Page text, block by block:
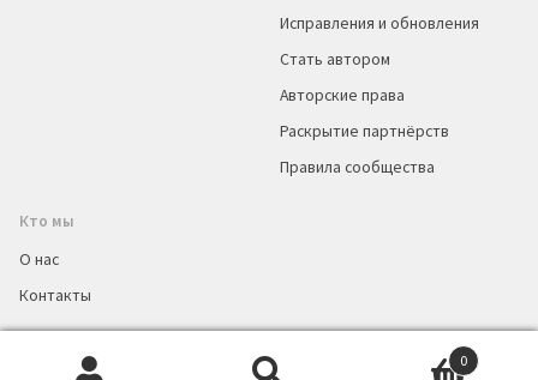
0
Исправления и обновления
Стать автором
Авторские права
Раскрытие партнёрств
Правила сообщества
Кто мы
О нас
Контакты